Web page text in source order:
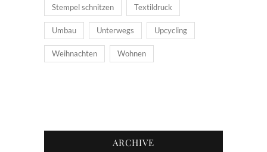
Stempel schnitzen Textildruck
Umbau Unterwegs Upcycling
Weihnachten Wohnen
ARCHIVE